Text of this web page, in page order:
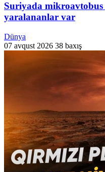
Suriyada mikroavtobus
yaralananlar var
Dünya
07 avqust 2026 38 baxış